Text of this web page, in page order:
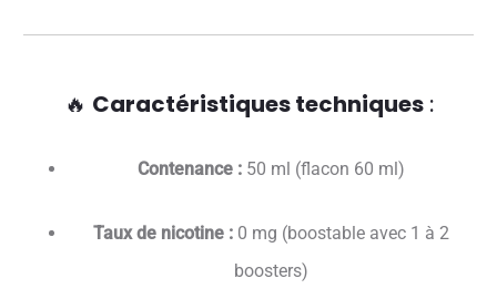
🔥 Caractéristiques techniques:
Contenance :50 ml (flacon 60 ml)
Taux de nicotine :0 mg (boostable avec 1 à 2
boosters)